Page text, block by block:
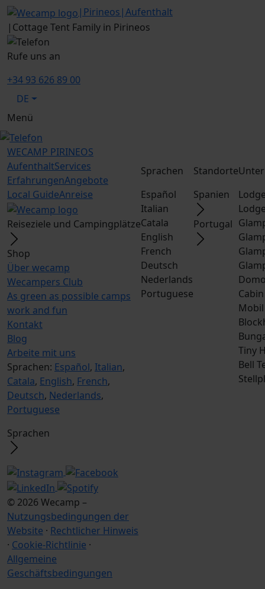
| Pirineos |Aufenthalt
| Cottage Tent Family in Pirineos
Rufe uns an
+34 93 626 89 00
DE
Menü
WECAMP PIRINEOS
AufenthaltServices
ErfahrungenAngebote
Local GuideAnreise
Reiseziele und Campingplätze
Shop
Über wecamp
Wecampers Club
As green as possible camps
work and fun
Kontakt
Blog
Arbeite mit uns
Sprachen: Español, Italian,
Catala, English, French,
Deutsch, Nederlands,
Portuguese
Sprachen
© 2026 Wecamp –
Nutzungsbedingungen der
Website · Rechtlicher Hinweis
· Cookie-Richtlinie ·
Allgemeine
Geschäftsbedingungen
Sprachen
Español
Italian
Catala
English
French
Deutsch
Nederlands
Portuguese
Standorte
Spanien
Portugal
Tiny
Bell